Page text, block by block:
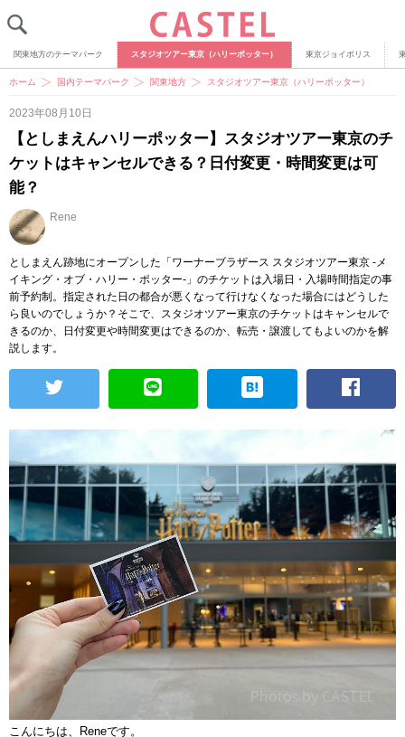
関東地方のテーマパーク スタジオツアー東京（ハリーポッター） 東京ジョイポリス
ホーム 国内テーマパーク 関東地方 スタジオツアー東京（ハリーポッター）
2023年08月10日
【としまえんハリーポッター】スタジオツアー東京のチ
ケットはキャンセルできる？日付変更・時間変更は可
能？
Rene
としまえん跡地にオープンした「ワーナーブラザース スタジオツアー東京 -メ
イキング・オブ・ハリー・ポッター-」のチケットは入場日・入場時間指定の事
前予約制。指定された日の都合が悪くなって行けなくなった場合にはどうした
ら良いのでしょうか？そこで、スタジオツアー東京のチケットはキャンセルで
きるのか、日付変更や時間変更はできるのか、転売・譲渡してもよいのかを解
説します。
こんにちは、Reneです。